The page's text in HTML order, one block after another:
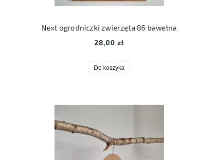
Next ogrodniczki zwierzęta 86 bawełna
28,00 zł
Do koszyka